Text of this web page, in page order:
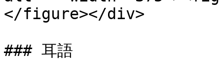
</figure></div>
### 耳語